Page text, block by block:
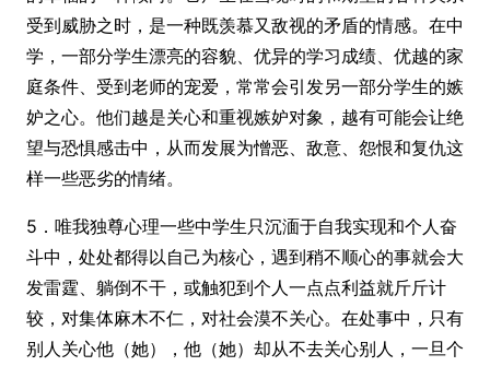
受到威胁之时，是一种既羡慕又敌视的矛盾的情感。在中
学，一部分学生漂亮的容貌、优异的学习成绩、优越的家
庭条件、受到老师的宠爱，常常会引发另一部分学生的嫉
妒之心。他们越是关心和重视嫉妒对象，越有可能会让绝
望与恐惧感击中，从而发展为憎恶、敌意、怨恨和复仇这
样一些恶劣的情绪。
5．唯我独尊心理一些中学生只沉湎于自我实现和个人奋
斗中，处处都得以自己为核心，遇到稍不顺心的事就会大
发雷霆、躺倒不干，或触犯到个人一点点利益就斤斤计
较，对集体麻木不仁，对社会漠不关心。在处事中，只有
别人关心他（她），他（她）却从不去关心别人，一旦个